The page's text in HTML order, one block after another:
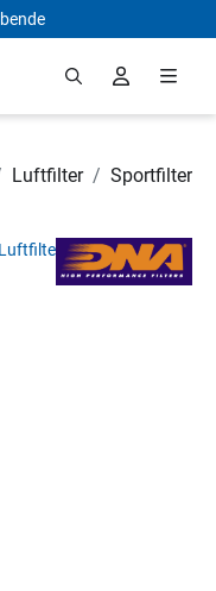
Luftfilter / Sportfilter